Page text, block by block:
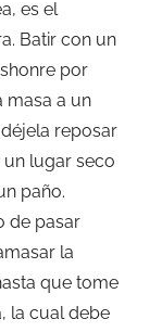
es el
Batir con un
por
masa a un
reposar
lugar seco
paño.
de pasar
la
que tome
la cual debe